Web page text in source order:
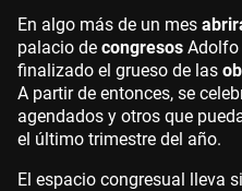
En algo más de un mes
palacio de congresos Adolfo
finalizado el grueso de las
A partir de entonces, se
agendados y otros que
el último trimestre del año.
El espacio congresual lleva